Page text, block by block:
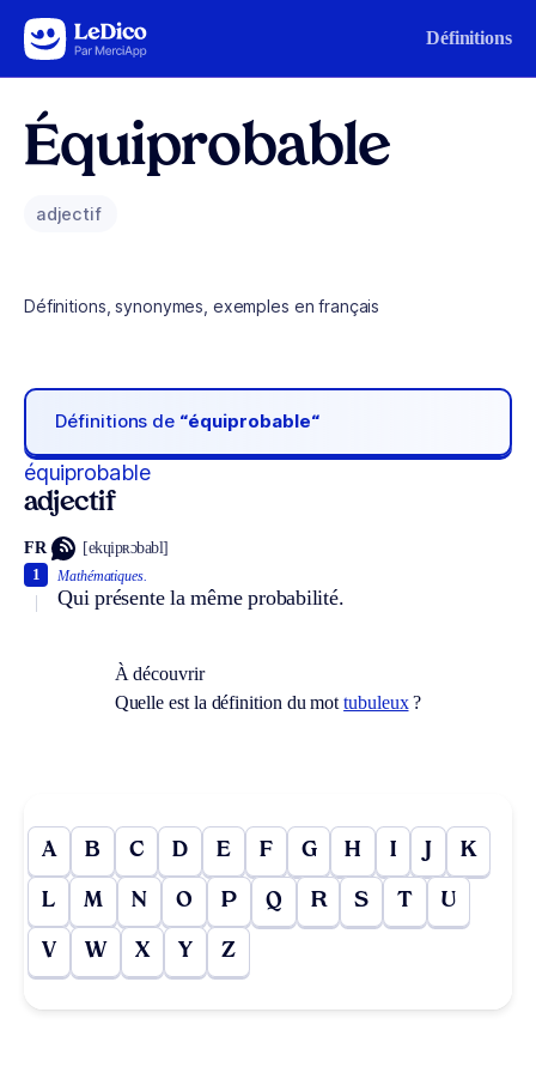
Aller au contenu Définitions
Équiprobable
adjectif
Définitions, synonymes, exemples en français
Définitions de “équiprobable“
équiprobable
adjectif
FR [ekɥipʀɔbabl]
Mathématiques.
Qui présente la même probabilité.
1
À découvrir
Quelle est la définition du mottubuleux?
A B C D E F G H I J K
L M N O P Q R S T U
V W X Y Z